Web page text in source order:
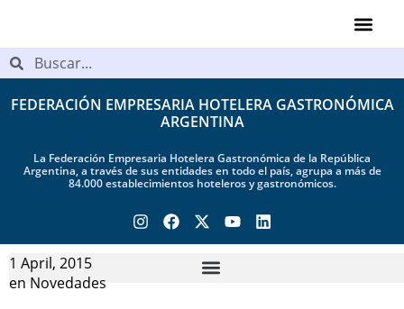
FEDERACIÓN EMPRESARIA HOTELERA GASTRONÓMICA
ARGENTINA
La Federación Empresaria Hotelera Gastronómica de la República
Argentina, a través de sus entidades en todo el país, agrupa a más de
84.000 establecimientos hoteleros y gastronómicos.
1 April, 2015
en Novedades